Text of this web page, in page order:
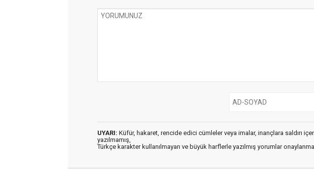
UYARI: Küfür, hakaret, rencide edici cümleler veya imalar, inançlara saldırı
yazılmamış,
Türkçe karakter kullanılmayan ve büyük harflerle yazılmış yorumlar